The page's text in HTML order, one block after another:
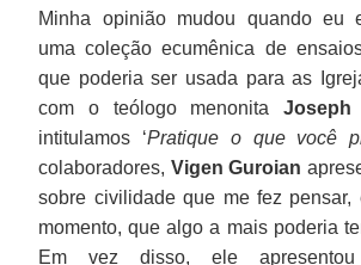
Minha opinião mudou quando eu
uma coleção ecumênica de
que poderia ser usada para as
com o teólogo menonita Joseph
intitulamos ‘Pratique o que você
colaboradores, Vigen Guroian
sobre civilidade que me fez pensar,
momento, que algo a mais poderia
Em vez disso, ele